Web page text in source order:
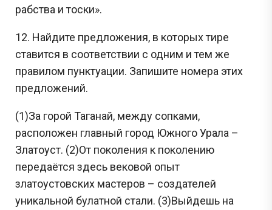
рабства и тоски».
12. Найдите предложения, в которых тире
ставится в соответствии с одним и тем же
правилом пунктуации. Запишите номера этих
предложений.
(1)За горой Таганай, между сопками,
расположен главный город Южного Урала –
Златоуст. (2)От поколения к поколению
передаётся здесь вековой опыт
златоустовских мастеров – создателей
уникальной булатной стали. (3)Выйдешь на